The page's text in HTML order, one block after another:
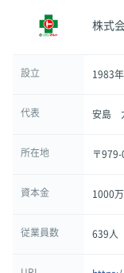
株式
設立 1983
代表 安島
所在地 〒979-
資本金 1000
従業員数 639人